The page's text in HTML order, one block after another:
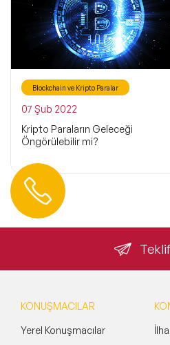
Blockchain ve Kripto Paralar
07 Şub 2022
Kripto Paraların Geleceği
Öngörülebilir mi?
Hemen Ulaşın
KONUŞMACILAR
Yerel Konuşmacılar